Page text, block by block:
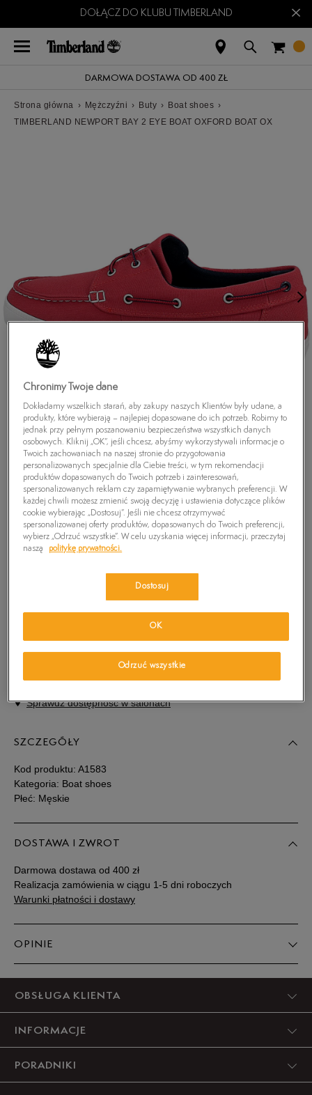
DOŁĄCZ DO KLUBU TIMBERLAND ×
DARMOWA DOSTAWA OD 400 ZŁ
Strona główna › Mężczyźni › Buty › Boat shoes ›
TIMBERLAND NEWPORT BAY 2 EYE BOAT OXFORD BOAT OX
TIMBERLAND NEWPORT BAY 2 EYE BOAT
OXFORD BOAT OX
Wybierz swój rozmiar, a gdy będzie dostępny, otrzymasz od nas
wiadomość e-mail.
Rozmiary EU
41 25,5 cm
42 26,5 cm
44 28 cm
45,5 29,5 cm Powiadom o dostępności
46 30 cm Powiadom o dostępności
Sprawdź dostępność w salonach
SZCZEGÓŁY
Kod produktu: A1583
Kategoria: Boat shoes
Płeć: Męskie
DOSTAWA I ZWROT
Darmowa dostawa od 400 zł
Realizacja zamówienia w ciągu 1-5 dni roboczych
Warunki płatności i dostawy
OPINIE
OBSŁUGA KLIENTA
INFORMACJE
PORADNIKI
Chronimy Twoje dane
Dokładamy wszelkich starań, aby zakupy naszych Klientów były udane, a
produkty, które wybierają – najlepiej dopasowane do ich potrzeb. Robimy to
jednak przy pełnym poszanowaniu bezpieczeństwa wszystkich danych
osobowych. Kliknij „OK”, jeśli chcesz, abyśmy wykorzystywali informacje o
Twoich zachowaniach na naszej stronie do przygotowania
personalizowanych specjalnie dla Ciebie treści, w tym rekomendacji
produktów dopasowanych do Twoich potrzeb i zainteresowań,
spersonalizowanych reklam czy zapamiętywanie wybranych preferencji. W
każdej chwili możesz zmienić swoją decyzję i ustawienia dotyczące plików
cookie wybierając „Dostosuj”. Jeśli nie chcesz otrzymywać
spersonalizowanej oferty produktów, dopasowanych do Twoich preferencji,
wybierz „Odrzuć wszystkie”. W celu uzyskania więcej informacji, przeczytaj
naszą
politykę prywatności.
Dostosuj
Odrzuć wszystkie
OK